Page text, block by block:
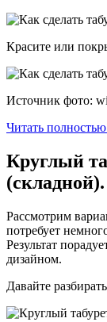
Красите или
Источник фото:
Читать
Круглый
Рассмотрим
потребует
Результат
дизайном.
Давайте